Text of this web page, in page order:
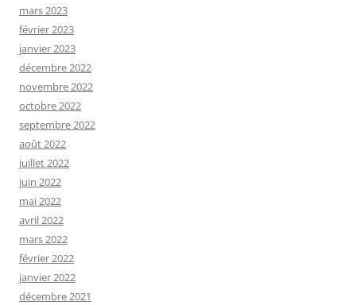
mars 2023
février 2023
janvier 2023
décembre 2022
novembre 2022
octobre 2022
septembre 2022
août 2022
juillet 2022
juin 2022
mai 2022
avril 2022
mars 2022
février 2022
janvier 2022
décembre 2021